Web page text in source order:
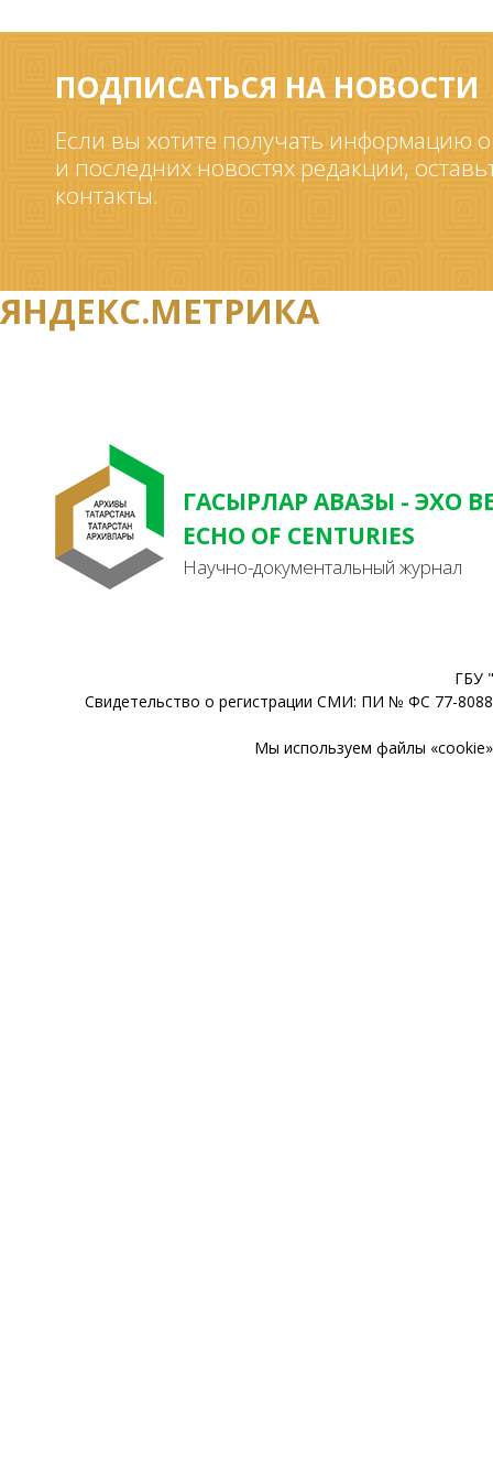
ПОДПИСАТЬСЯ НА НОВОСТИ
Если вы хотите получать информацию
и последних новостях редакции,
контакты.
ЯНДЕКС.МЕТРИКА
ГАСЫРЛАР АВАЗЫ - ЭХО
ECHO OF CENTURIES
Научно-документальный журнал
ГБУ
Свидетельство о регистрации СМИ: ПИ № ФС 77-
Мы используем файлы «cookie»